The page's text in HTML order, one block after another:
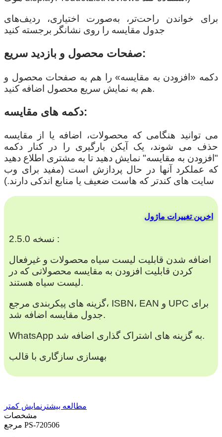
برای خواندن راحت‌تر، به‌صورت اختیاری، ردیف‌های
جدول مقایسه را روی نشانگر برجسته کنید
صفحات محصول و بازدید سریع:
دکمه «افزودن به مقایسه» را هم به صفحات محصول و
هم به نمایش سریع محصول اضافه کنید.
دکمه های مقایسه:
می توانید هنگامی که محصولات، اضافه یا از مقایسه
حذف می شوند، یک آیکن بارگیری را در کنار دکمه
"افزودن به مقایسه" نمایش دهید تا به مشتری اطلاع دهید
که عملکرد آنها در حال پردازش است (مفید برای وب
سایت های کندتر که هاست ضعیف یا منابع اندکی دارند.)
اخرین تغییرات ماژول
نسخه 2.5.0 :
اضافه شدن قابلیت لیست سیاه محصولات و غیرفعال
کردن قابلیت افزودن به مقایسه محصولاتی که در
لیست سیاه هستند.
گزینه های پیکربندی مرجع، ISBN، EAN و UPC برای
جدول مقایسه اضافه شد.
WhatsApp به گزینه های اشتراک گذاری اضافه شد.
بهسازی سازگاری با قالب
مطالعه بیشتر نمایش کمتر
مشخصات
PS-720506